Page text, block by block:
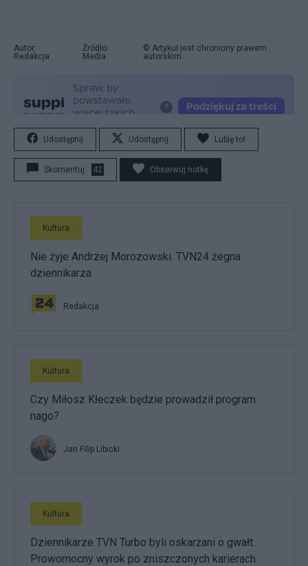
Autor:
Redakcja
Źródło:
Media
© Artykuł jest chroniony prawem
autorskim.
Udostępnij Udostępnij Lubię to!
Skomentuj 42 Obserwuj notkę
Kultura
Nie żyje Andrzej Morozowski. TVN24 żegna
dziennikarza
Redakcja
Kultura
Czy Miłosz Kłeczek będzie prowadził program
nago?
Jan Filip Libicki
Kultura
Dziennikarze TVN Turbo byli oskarżani o gwałt.
Prowomocny wyrok po zniszczonych karierach